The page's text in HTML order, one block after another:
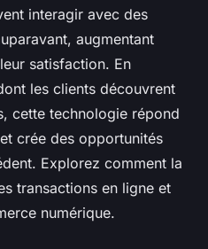
interagir avec des
augmentant
satisfaction. En
les clients découvrent
cette technologie répond
crée des opportunités
Explorez comment la
transactions en ligne et
numérique.